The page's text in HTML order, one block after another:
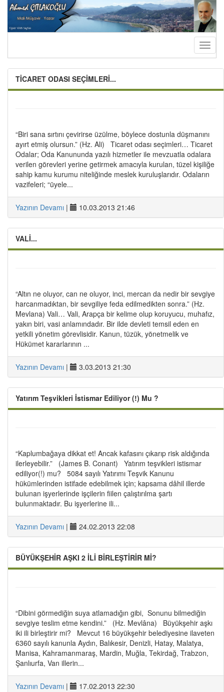
TİCARET ODASI SEÇİMLERİ...
“Biri sana sırtını çevirirse üzülme, böylece dostunla düşmanını
ayırt etmiş olursun.” (Hz. Ali) Ticaret odası seçimleri… Ticaret
Odalar; Oda Kanununda yazılı hizmetler ile mevzuatla odalara
verilen görevleri yerine getirmek amacıyla kurulan, tüzel kişiliğe
sahip kamu kurumu niteliğinde meslek kuruluşlarıdır. Odaların
vazifeleri; “üyele...
Yazının Devamı | 10.03.2013 21:46
VALİ...
“Altın ne oluyor, can ne oluyor, inci, mercan da nedir bir sevgiye
harcanmadıktan, bir sevgiliye feda edilmedikten sonra.” (Hz.
Mevlana) Vali… Vali, Arapça bir kelime olup koruyucu, muhafız,
yakın biri, vasi anlamındadır. Bir ilde devleti temsil eden en
yetkili yönetim görevlisidir. Kanun, tüzük, yönetmelik ve
Hükümet kararlarının ...
Yazının Devamı | 3.03.2013 21:30
Yatırım Teşvikleri İstismar Ediliyor (!) Mu ?
“Kaplumbağaya dikkat et! Ancak kafasını çıkarıp risk aldığında
ilerleyebilir.” (James B. Conant) Yatırım teşvikleri istismar
ediliyor(!) mu? 5084 sayılı Yatırımı Teşvik Kanunu
hükümlerinden istifade edebilmek için; kapsama dâhil illerde
bulunan işyerlerinde işçilerin fiilen çalıştırılma şartı
bulunmaktadır. Bu işyerlerine ili...
Yazının Devamı | 24.02.2013 22:08
BÜYÜKŞEHİR AŞKI 2 İLİ BİRLEŞTİRİR Mİ?
“Dibini görmediğin suya atlamadığın gibi, Sonunu bilmediğin
sevgiye teslim etme kendini.” (Hz. Mevlâna) Büyükşehir aşkı
iki ili birleştirir mi? Mevcut 16 büyükşehir belediyesine ilaveten
6360 sayılı kanunla Aydın, Balıkesir, Denizli, Hatay, Malatya,
Manisa, Kahramanmaraş, Mardin, Muğla, Tekirdağ, Trabzon,
Şanlıurfa, Van illerin...
Yazının Devamı | 17.02.2013 22:30